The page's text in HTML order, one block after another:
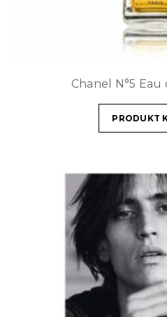
Chanel N°5 Eau
PRODUKT